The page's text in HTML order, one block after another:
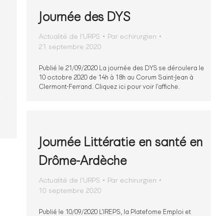
Journée des DYS
Actualité de l'URPS Par echirurgien
21 septembre 2020
Publié le 21/09/2020 La journée des DYS se déroulera le
10 octobre 2020 de 14h à 18h au Corum Saint-Jean à
Clermont-Ferrand. Cliquez ici pour voir l’affiche.
Journée Littératie en santé en
Drôme-Ardèche
Actualité de l'URPS Par echirurgien
10 septembre 2020
Publié le 10/09/2020 L’IREPS, la Platefome Emploi et